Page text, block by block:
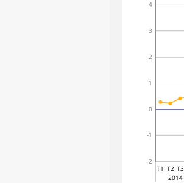
0
1
2
3
4
-1
-2
T1 T2 T3
2014